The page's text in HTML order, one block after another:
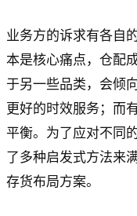
业务方的诉求有各自
本是核心痛点，仓配
于另一些品类，会倾
更好的时效服务；而
平衡。为了应对不同
了多种启发式方法来
存货布局方案。